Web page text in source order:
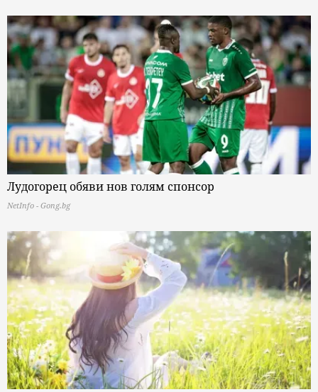
Лудогорец обяви нов голям спонсор
NetInfo - Gong.bg